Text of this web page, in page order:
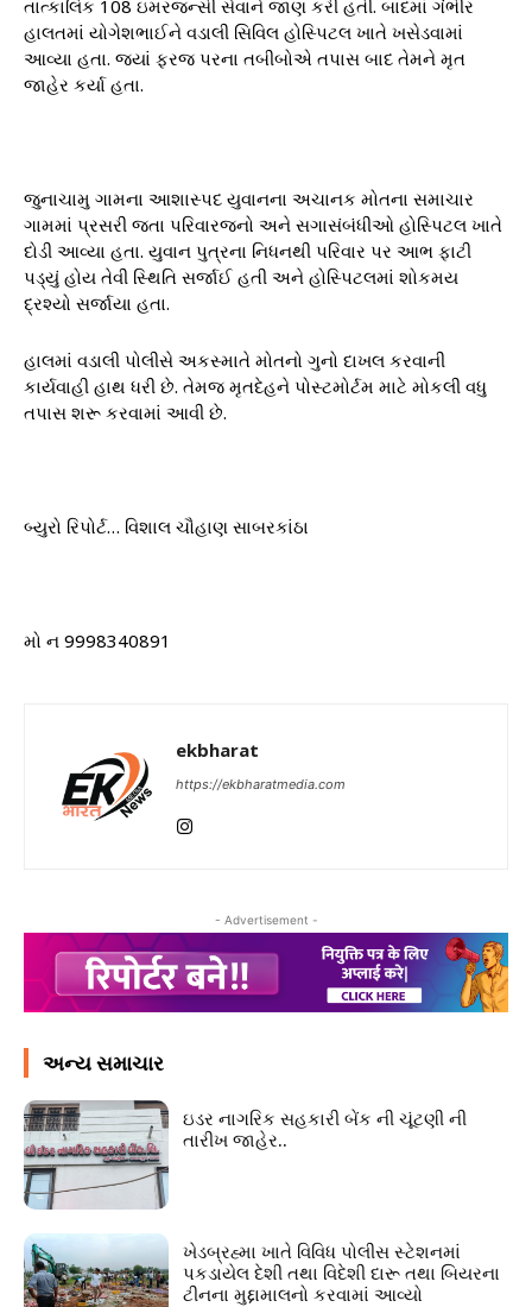
તાત્કાલિક 108 ઇમરજન્સી સેવાને જાણ કરી હતી. બાદમાં ગંભીર
હાલતમાં યોગેશભાઈને વડાલી સિવિલ હોસ્પિટલ ખાતે ખસેડવામાં
આવ્યા હતા. જ્યાં ફરજ પરના તબીબોએ તપાસ બાદ તેમને મૃત
જાહેર કર્યા હતા.
જુનાચામુ ગામના આશાસ્પદ યુવાનના અચાનક મોતના સમાચાર
ગામમાં પ્રસરી જતા પરિવારજનો અને સગાસંબંધીઓ હોસ્પિટલ ખાતે
દોડી આવ્યા હતા. યુવાન પુત્રના નિધનથી પરિવાર પર આભ ફાટી
પડ્યું હોય તેવી સ્થિતિ સર્જાઈ હતી અને હોસ્પિટલમાં શોકમય
દ્રશ્યો સર્જાયા હતા.
હાલમાં વડાલી પોલીસે અકસ્માતે મોતનો ગુનો દાખલ કરવાની
કાર્યવાહી હાથ ધરી છે. તેમજ મૃતદેહને પોસ્ટમોર્ટમ માટે મોકલી વધુ
તપાસ શરૂ કરવામાં આવી છે.
બ્યુરો રિપોર્ટ… વિશાલ ચૌહાણ સાબરકાંઠા
મો ન 9998340891
ekbharat
https://ekbharatmedia.com
- Advertisement -
અન્ય સમાચાર
ઇડર નાગરિક સહકારી બેંક ની ચૂંટણી ની
તારીખ જાહેર..
ખેડબ્રહ્મા ખાતે વિવિધ પોલીસ સ્ટેશનમાં
પકડાયેલ દેશી તથા વિદેશી દારૂ તથા બિયરના
ટીનના મુદ્દામાલનો કરવામાં આવ્યો